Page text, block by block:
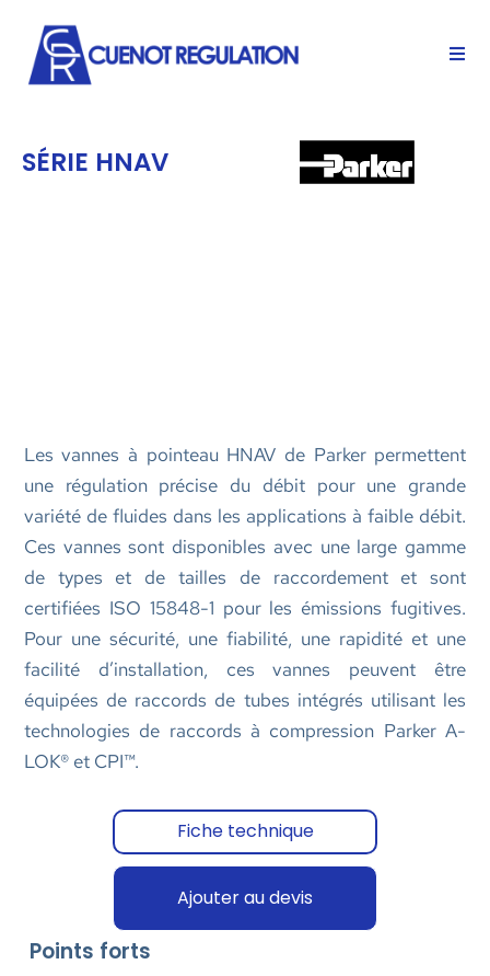
SÉRIE HNAV
Les vannes à pointeau HNAV de Parker permettent
une régulation précise du débit pour une grande
variété de fluides dans les applications à faible débit.
Ces vannes sont disponibles avec une large gamme
de types et de tailles de raccordement et sont
certifiées ISO 15848-1 pour les émissions fugitives.
Pour une sécurité, une fiabilité, une rapidité et une
facilité d’installation, ces vannes peuvent être
équipées de raccords de tubes intégrés utilisant les
technologies de raccords à compression Parker A-
LOK® et CPI™.
Fiche technique
Ajouter au devis
Points forts